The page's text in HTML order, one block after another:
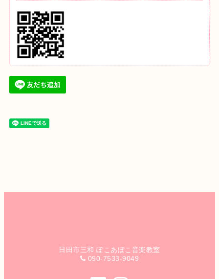
日田市三和 ぽこあぽこ音楽教室
090-7533-9049